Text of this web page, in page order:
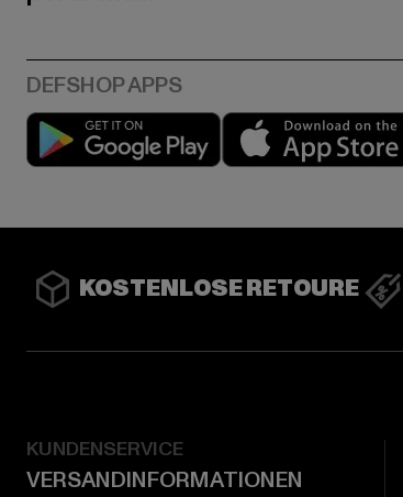
Play market
KOSTENLOSE RETOURE
KUNDENSERVICE
VERSANDINFORMATIONEN